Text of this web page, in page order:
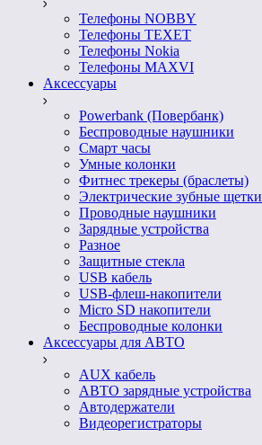
Телефоны NOBBY
Телефоны TEXET
Телефоны Nokia
Телефоны MAXVI
Аксессуары
Powerbank (Повербанк)
Беспроводные наушники
Смарт часы
Умные колонки
Фитнес трекеры (браслеты)
Электрические зубные щетки
Проводные наушники
Зарядные устройства
Разное
Защитные стекла
USB кабель
USB-флеш-накопители
Micro SD накопители
Беспроводные колонки
Аксессуары для АВТО
AUX кабель
АВТО зарядные устройства
Автодержатели
Видеорегистраторы